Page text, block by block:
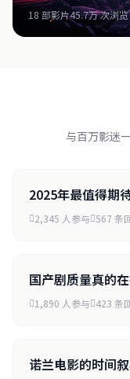
18 部影片45.7万 次浏览
与百万影迷
2025年最值得期
2,345 人参与 567 条
国产剧质量真的在
1,890 人参与 423 条
诺兰电影的时间